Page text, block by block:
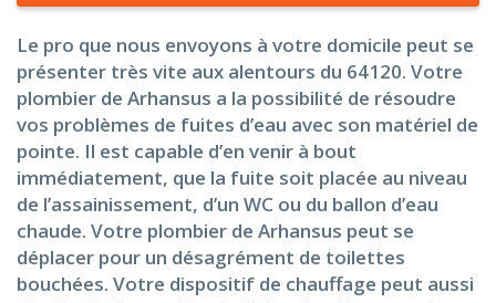
Le pro que nous envoyons à votre domicile peut se
présenter très vite aux alentours du 64120. Votre
plombier de Arhansus a la possibilité de résoudre
vos problèmes de fuites d’eau avec son matériel de
pointe. Il est capable d’en venir à bout
immédiatement, que la fuite soit placée au niveau
de l’assainissement, d’un WC ou du ballon d’eau
chaude. Votre plombier de Arhansus peut se
déplacer pour un désagrément de toilettes
bouchées. Votre dispositif de chauffage peut aussi